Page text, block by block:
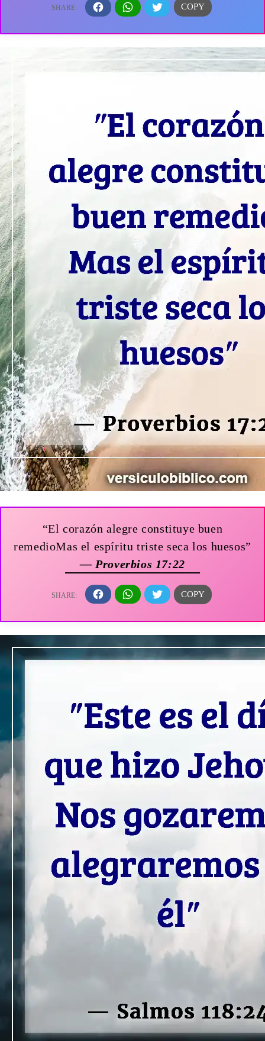
“El corazón alegre constituye buen
remedioMas el espíritu triste seca los huesos”
— Proverbios 17:22